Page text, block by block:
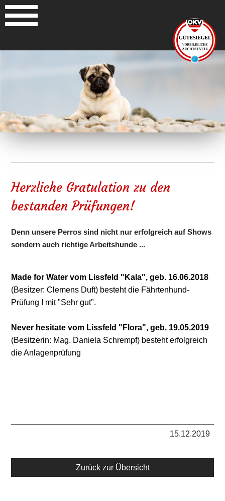
Herzliche Gratulation zu den
bestanden Prüfungen!
Denn unsere Perros sind nicht nur erfolgreich auf Shows
sondern auch richtige Arbeitshunde ...
Made for Water vom Lissfeld "Kala", geb. 16.06.2018
(Besitzer: Clemens Duft) besteht die Fährtenhund-
Prüfung I mit "Sehr gut".
Never hesitate vom Lissfeld "Flora", geb. 19.05.2019
(Besitzerin: Mag. Daniela Schrempf) besteht erfolgreich
die Anlagenprüfung
15.12.2019
Zurück zur Übersicht